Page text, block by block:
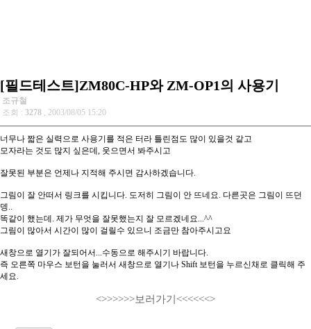
[필드테스트]ZM80C-HP와 ZM-OP1의 사용기
조규철
조회 : 3278 , 2003/08/05 15:20
너무나 짧은 실력으로 사용기를 적은 터라 틀린점도 많이 있을것 같고
모자라는 것도 많지 싶은데, 웃으면서 봐주시고
잘못된 부분은 언제나 지적해 주시면 감사하겠습니다.
그림이 잘 안떠서 링크를 시킵니다. 도저히 그림이 안 뜨네요. 다른곳은 그림이 뜨던
뎅..
똑같이 했는데. 제가 무엇을 잘못했는지 잘 모르겠네요...^^
그림이 많아서 시간이 많이 걸릴수 있으니 조금만 참아주시고요
새창으로 열기가 잘되어서...수동으로 해주시기 바랍니다.
즉 오른쪽 마우스 보턴을 눌러서 새창으로 열기나 Shift 보턴을 누르신채로 클릭해 주
세요.
<>>>>>>보러가기<<<<<<>